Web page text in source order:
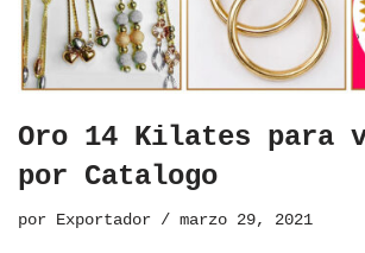
Oro 14 Kilates para
por Catalogo
por Exportador marzo 29, 2021